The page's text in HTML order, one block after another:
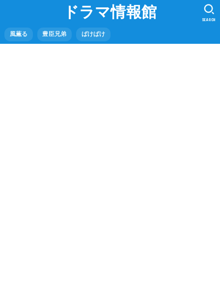
ドラマ情報館
風薫る 豊臣兄弟 ばけばけ
SEARCH